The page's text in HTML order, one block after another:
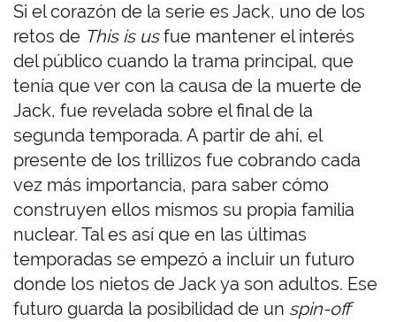
Si el corazón de la serie es Jack, uno de los
retos de This is usfue mantener el interés
del público cuando la trama principal, que
tenía que ver con la causa de la muerte de
Jack, fue revelada sobre el final de la
segunda temporada. A partir de ahí, el
presente de los trillizos fue cobrando cada
vez más importancia, para saber cómo
construyen ellos mismos su propia familia
nuclear. Tal es así que en las últimas
temporadas se empezó a incluir un futuro
donde los nietos de Jack ya son adultos. Ese
futuro guarda la posibilidad de un spin-off